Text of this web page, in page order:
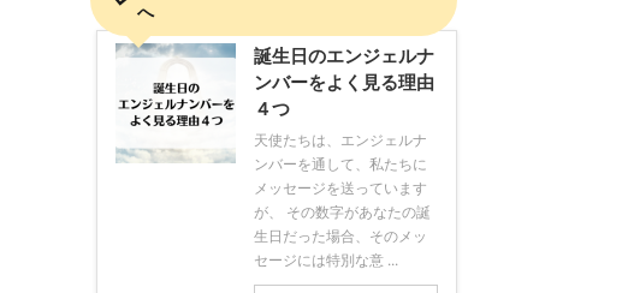
へ
誕生日のエンジェルナ
ンバーをよく見る理由
４つ
天使たちは、エンジェルナ
ンバーを通して、私たちに
メッセージを送っています
が、 その数字があなたの誕
生日だった場合、そのメッ
セージには特別な意 ...